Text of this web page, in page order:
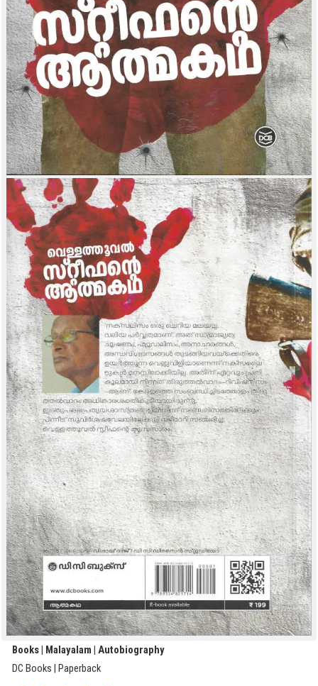
Books | Malayalam | Autobiography
DC Books | Paperback